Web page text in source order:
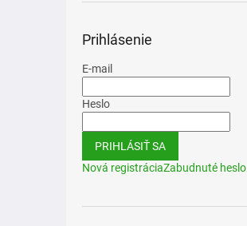
Prihlásenie
E-mail
Heslo
PRIHLÁSIŤ SA
Nová registráciaZabudnuté heslo